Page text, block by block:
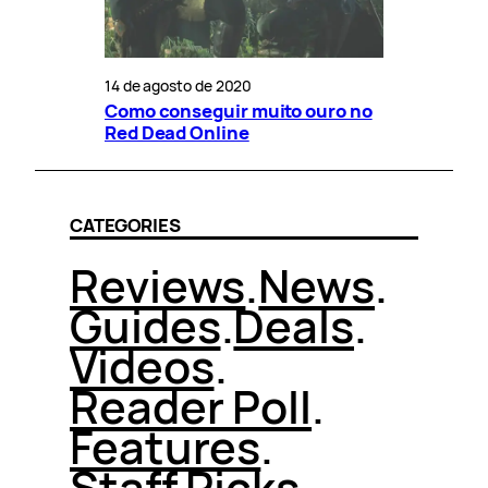
14 de agosto de 2020
Como conseguir muito ouro no
Red Dead Online
CATEGORIES
Reviews.News.
Guides.Deals.
Videos.
Reader Poll.
Features.